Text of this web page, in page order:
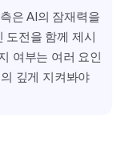
은 AI의 잠재력을
도전을 함께 제시
여부는 여러 요인
깊게 지켜봐야